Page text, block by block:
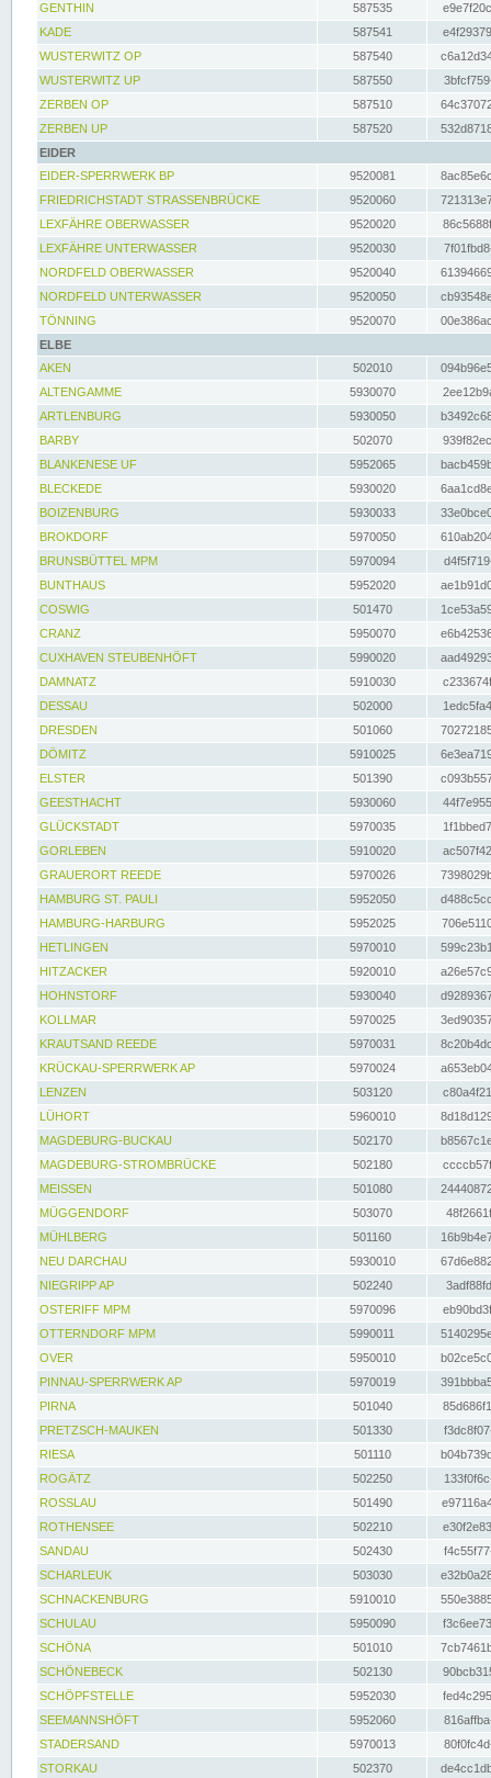
GENTHIN
587535
KADE
587541
WUSTERWITZ OP
587540
WUSTERWITZ UP
587550
ZERBEN OP
587510
ZERBEN UP
587520
EIDER
EIDER-SPERRWERK BP
9520081
FRIEDRICHSTADT STRASSENBRÜCKE
9520060
LEXFÄHRE OBERWASSER
9520020
LEXFÄHRE UNTERWASSER
9520030
NORDFELD OBERWASSER
9520040
NORDFELD UNTERWASSER
9520050
TÖNNING
9520070
ELBE
AKEN
502010
ALTENGAMME
5930070
ARTLENBURG
5930050
BARBY
502070
BLANKENESE UF
5952065
BLECKEDE
5930020
BOIZENBURG
5930033
BROKDORF
5970050
BRUNSBÜTTEL MPM
5970094
BUNTHAUS
5952020
COSWIG
501470
CRANZ
5950070
CUXHAVEN STEUBENHÖFT
5990020
DAMNATZ
5910030
DESSAU
502000
DRESDEN
501060
DÖMITZ
5910025
ELSTER
501390
GEESTHACHT
5930060
GLÜCKSTADT
5970035
GORLEBEN
5910020
GRAUERORT REEDE
5970026
HAMBURG ST. PAULI
5952050
HAMBURG-HARBURG
5952025
HETLINGEN
5970010
HITZACKER
5920010
HOHNSTORF
5930040
KOLLMAR
5970025
KRAUTSAND REEDE
5970031
KRÜCKAU-SPERRWERK AP
5970024
LENZEN
503120
LÜHORT
5960010
MAGDEBURG-BUCKAU
502170
MAGDEBURG-STROMBRÜCKE
502180
MEISSEN
501080
MÜGGENDORF
503070
MÜHLBERG
501160
NEU DARCHAU
5930010
NIEGRIPP AP
502240
OSTERIFF MPM
5970096
OTTERNDORF MPM
5990011
OVER
5950010
PINNAU-SPERRWERK AP
5970019
PIRNA
501040
PRETZSCH-MAUKEN
501330
RIESA
501110
ROGÄTZ
502250
ROSSLAU
501490
ROTHENSEE
502210
SANDAU
502430
SCHARLEUK
503030
SCHNACKENBURG
5910010
SCHULAU
5950090
SCHÖNA
501010
SCHÖNEBECK
502130
SCHÖPFSTELLE
5952030
SEEMANNSHÖFT
5952060
STADERSAND
5970013
STORKAU
502370